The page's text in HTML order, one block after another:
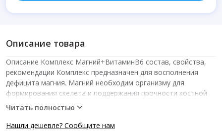
Описание товара
Описание Комплекс Магний+ВитаминВ6 состав, свойства,
рекомендации Комплекс предназначен для восполнения
дефицита магния. Магний необходим организму для
формирования скелета и поддержания прочности костной
ткани, без него невозможна стабильная работа сердца,
магния протекает синтез белка, минерал необходим для
Читать полностью
Нашли дешевле? Сообщите нам